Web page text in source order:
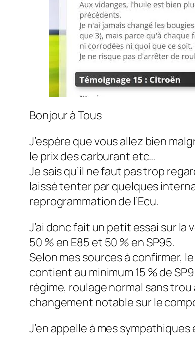
Bonjour à Tous
J’espère que vous allez bien
le prix des carburant etc…
Je sais qu’il ne faut pas trop
laissé tenter par quelques
reprogrammation de l’Ecu.
J’ai donc fait un petit essai sur
50 % en E85 et 50 % en SP95.
Selon mes sources à confirmer,
contient au mini­mum 15 % de
régime, roulage normal sans
changement notable sur le
J’en appelle à mes